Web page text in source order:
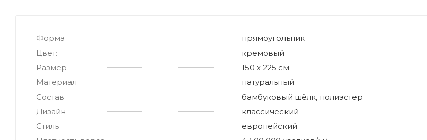
Форма
прямоугольник
Цвет:
кремовый
Размер
150 x 225 см
Материал
натуральный
Состав
бамбуковый шёлк, полиэстер
Дизайн
классический
Стиль
европейский